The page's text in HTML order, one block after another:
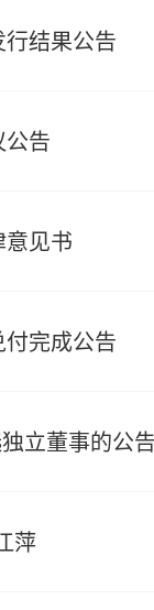
行结果公告
告
见书
付完成公告
立董事的公
萍